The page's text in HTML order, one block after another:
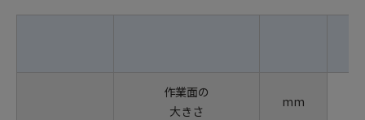
作業面の
大きさ
mm